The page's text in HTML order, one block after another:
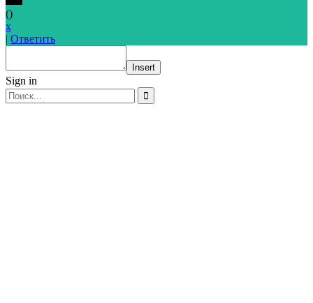
()
x
| Ответить
Insert
Sign in